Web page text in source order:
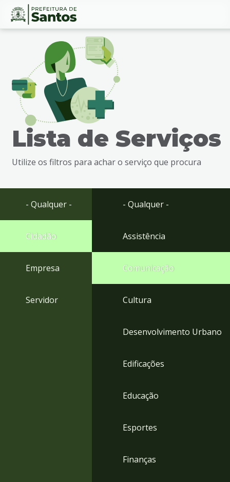
Ir
busca
Ir
rodapé
Conteúdo
Lista de Serviços
Utilize os filtros para achar o serviço que procura
- Qualquer -
Cidadão
Empresa
Servidor
- Qualquer -
Assistência
Comunicação
Cultura
Desenvolvimento Urbano
Edificações
Educação
Esportes
Finanças